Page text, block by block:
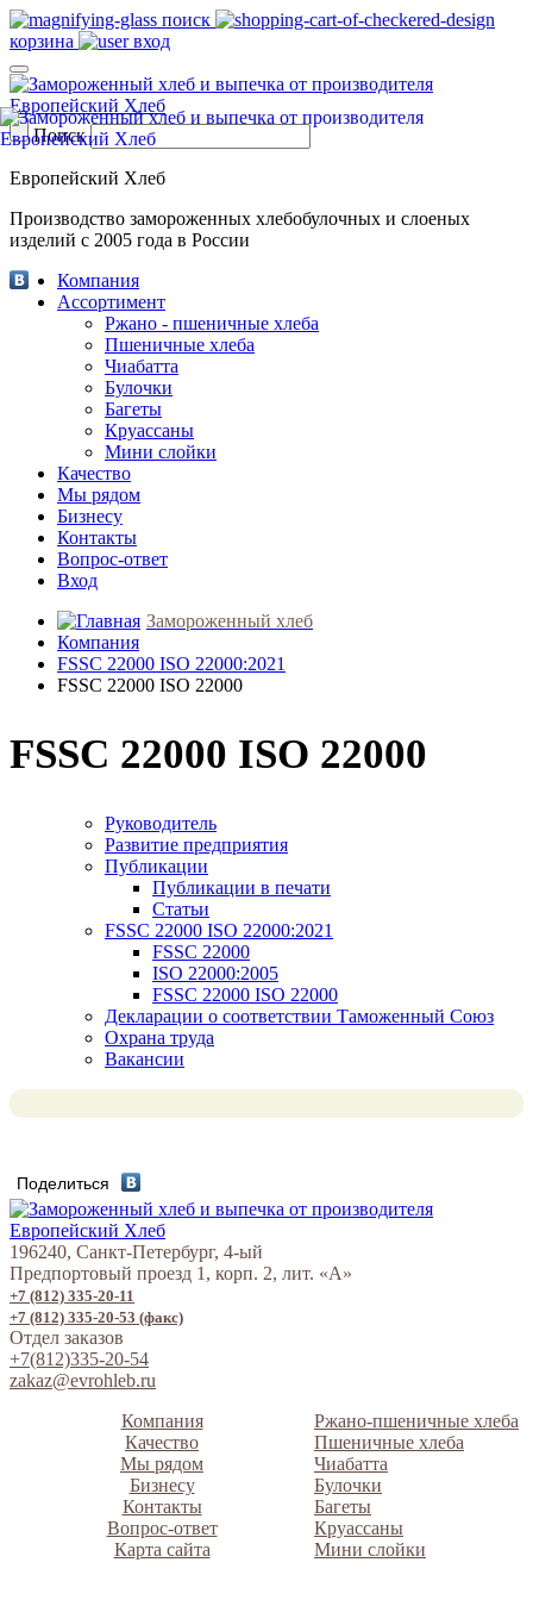
поиск
корзина
вход
Поиск
Европейский Хлеб
Производство замороженных хлебобулочных и слоеных
изделий с 2005 года в России
Компания
Ассортимент
Ржано - пшеничные хлеба
Пшеничные хлеба
Чиабатта
Булочки
Багеты
Круассаны
Мини слойки
Качество
Мы рядом
Бизнесу
Контакты
Вопрос-ответ
Вход
Замороженный хлеб
Компания
FSSC 22000 ISO 22000:2021
FSSC 22000 ISO 22000
FSSC 22000 ISO 22000
Руководитель
Развитие предприятия
Публикации
Публикации в печати
Статьи
FSSC 22000 ISO 22000:2021
FSSC 22000
ISO 22000:2005
FSSC 22000 ISO 22000
Декларации о соответствии Таможенный Союз
Охрана труда
Вакансии
Поделиться
196240, Санкт-Петербург, 4-ый
Предпортовый проезд 1, корп. 2, лит. «А»
+7 (812) 335-20-11
+7 (812) 335-20-53 (факс)
Отдел заказов
+7(812)335-20-54
zakaz@evrohleb.ru
Компания
Качество
Мы рядом
Бизнесу
Контакты
Вопрос-ответ
Карта сайта
Ржано-пшеничные хлеба
Пшеничные хлеба
Чиабатта
Булочки
Багеты
Круассаны
Мини слойки